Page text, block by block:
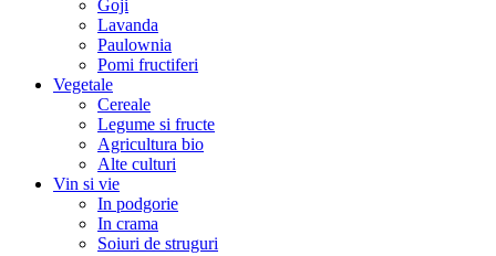
Goji
Lavanda
Paulownia
Pomi fructiferi
Vegetale
Cereale
Legume si fructe
Agricultura bio
Alte culturi
Vin si vie
In podgorie
In crama
Soiuri de struguri